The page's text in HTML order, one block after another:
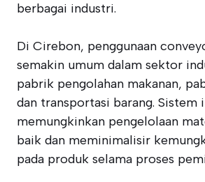
berbagai industri.
Di Cirebon, penggunaan
semakin umum dalam sektor
pabrik pengolahan makanan,
dan transportasi barang. Sistem
memungkinkan pengelolaan
baik dan meminimalisir
pada produk selama proses